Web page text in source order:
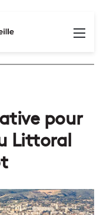
pour
Littoral